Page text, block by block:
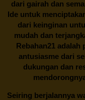
dari gairah dan
Ide untuk
dari keinginan
mudah dan
Rebahan21 adalah
antusiasme dari
dukungan dan
Seiring berjalannya